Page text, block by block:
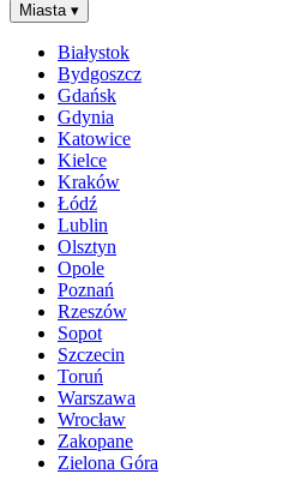
Miasta ▾
Białystok
Bydgoszcz
Gdańsk
Gdynia
Katowice
Kielce
Kraków
Łódź
Lublin
Olsztyn
Opole
Poznań
Rzeszów
Sopot
Szczecin
Toruń
Warszawa
Wrocław
Zakopane
Zielona Góra